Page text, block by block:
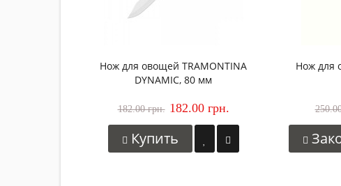
Нож для овощей TRAMONTINA
DYNAMIC, 80 мм
182.00 грн. 182.00 грн.
Купить
Нож для